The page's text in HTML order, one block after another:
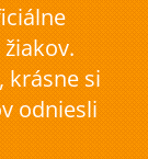
krásne si
odniesli